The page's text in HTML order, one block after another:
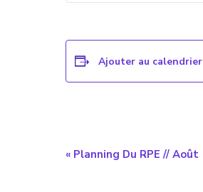
Ajouter au calendrier
Navigation
« Planning Du RPE // Août